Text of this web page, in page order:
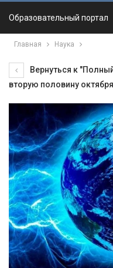
Образовательный портал
Главная Наука
Вернуться к
вторую половину